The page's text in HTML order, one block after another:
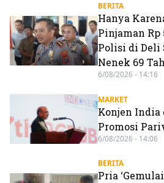
BERITA
Hanya
Pinjaman Rp
Polisi di Deli
Nenek 69
6/08/2026 - 14:16
MARKET
Konjen India
Promosi
6/08/2026 - 14:06
BERITA
Pria